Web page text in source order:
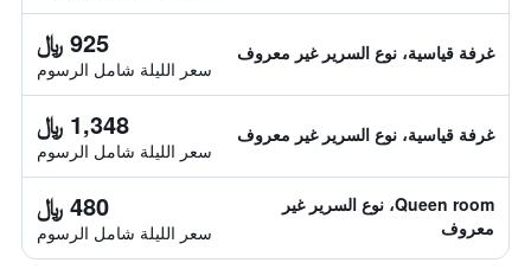
غرفة قياسية، نوع السرير غير معروف 925 ﷼
سعر الليلة شامل الرسوم
غرفة قياسية، نوع السرير غير معروف 1,348 ﷼
سعر الليلة شامل الرسوم
Queen room، نوع السرير غير
معروف
480 ﷼
سعر الليلة شامل الرسوم